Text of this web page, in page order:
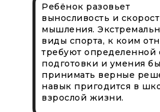
Ребёнок разовьет
выносливость и
мышления.
виды спорта, к коим
требуют определенной
подготовки и умения
принимать верные
навык пригодится в
взрослой жизни.